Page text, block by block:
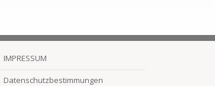
IMPRESSUM
Datenschutzbestimmungen